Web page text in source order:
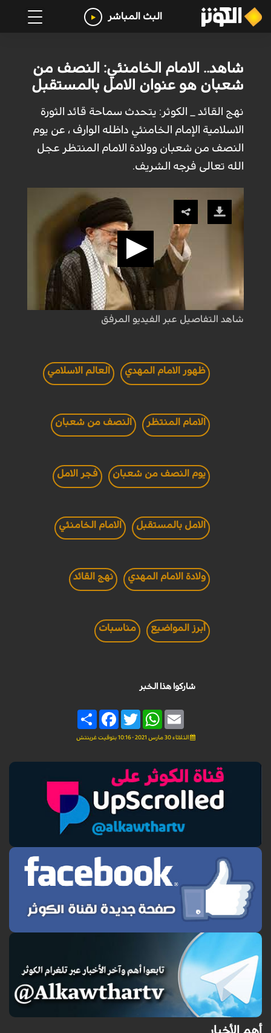
البث المباشر
شاهد.. الامام الخامنئي: النصف من
شعبان هو عنوان الامل بالمستقبل
نهج القائد _ الكوثر: يتحدث سماحة قائد الثورة
الاسلامية الإمام الخامنئي داظله الوارف ، عن يوم
النصف من شعبان وولادة الامام المنتظر عجل
الله تعالى فرجه الشريف.
شاهد التفاصيل عبر الفيديو المرفق
ظهور الامام المهدي العالم الاسلامي
الامام المنتظر النصف من شعبان
يوم النصف من شعبان فجر الامل
الامل بالمستقبل الامام الخامنئي
ولادة الامام المهدي نهج القائد
أبرز المواضيع مناسبات
شاركوا هذا الخبر
Share
FacebookTwitter
WhatsAppEmail
الثلاثاء 30 مارس 2021 - 10:16 بتوقيت غرينتش